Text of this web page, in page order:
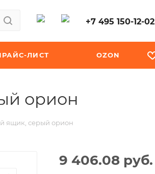
+7 495 150-12-02
ЛИСТ OZON
орион
ящик, серый орион
9 406.08 руб.